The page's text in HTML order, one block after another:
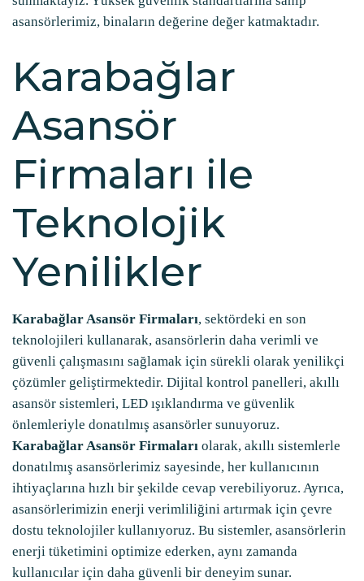
asansörlerimiz, binaların değerine değer katmaktadır.
Karabağlar
Asansör
Firmaları ile
Teknolojik
Yenilikler
Karabağlar Asansör Firmaları, sektördeki en son
teknolojileri kullanarak, asansörlerin daha verimli ve
güvenli çalışmasını sağlamak için sürekli olarak yenilikçi
çözümler geliştirmektedir. Dijital kontrol panelleri, akıllı
asansör sistemleri, LED ışıklandırma ve güvenlik
önlemleriyle donatılmış asansörler sunuyoruz.
Karabağlar Asansör Firmaları olarak, akıllı sistemlerle
donatılmış asansörlerimiz sayesinde, her kullanıcının
ihtiyaçlarına hızlı bir şekilde cevap verebiliyoruz. Ayrıca,
asansörlerimizin enerji verimliliğini artırmak için çevre
dostu teknolojiler kullanıyoruz. Bu sistemler, asansörlerin
enerji tüketimini optimize ederken, aynı zamanda
kullanıcılar için daha güvenli bir deneyim sunar.